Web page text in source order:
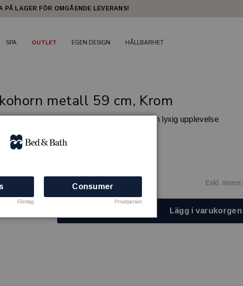
PÅ LAGER FÖR OMGÅENDE LEVERANS!
SPA OUTLET EGEN DESIGN HÅLLBARHET
metall 59 cm, Krom
i hög kvalitet för en bekväm och lyxig upplevelse
& BATH
81302407
Exkl. moms:
Lägg i varukorgen
Företag
Consumer
Privatperson